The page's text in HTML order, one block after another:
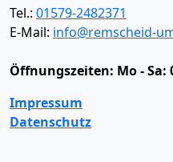
Tel.: 01579-2482371
E-Mail: info@remscheid-
Öffnungszeiten: Mo - Sa:
Impressum
Datenschutz